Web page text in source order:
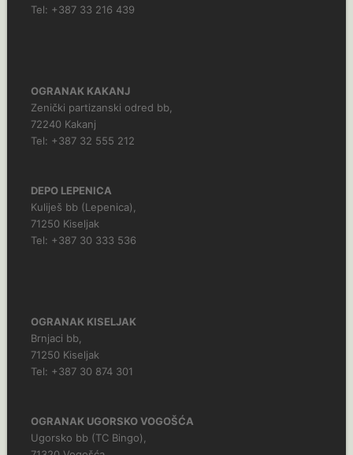
Tel: +387 33 216 439
OGRANAK KAKANJ
Zenički partizanski odred bb,
72240 Kakanj
Tel: +387 32 555 212
DEPO LEPENICA
Kuliješ bb (Lepenica),
71250 Kiseljak
Tel: +387 30 333 536
OGRANAK KISELJAK
Brnjaci bb,
71250 Kiseljak
Tel: +387 30 874 301
OGRANAK UGORSKO VOGOŠĆA
Ugorsko bb (TC Bingo),